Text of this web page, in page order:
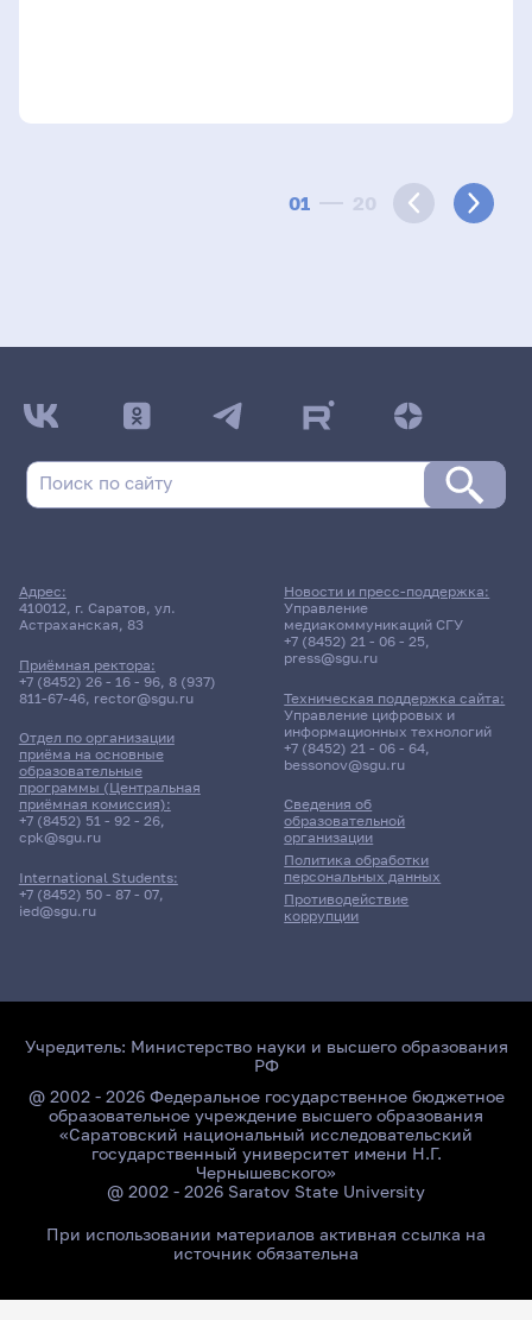
01 20
Адрес:
410012, г. Саратов, ул.
Астраханская, 83
Приёмная ректора:
+7 (8452) 26 - 16 - 96, 8 (937)
811-67-46, rector@sgu.ru
Отдел по организации
приёма на основные
образовательные
программы (Центральная
приёмная комиссия):
+7 (8452) 51 - 92 - 26,
cpk@sgu.ru
International Students:
+7 (8452) 50 - 87 - 07,
ied@sgu.ru
Сведения об
образовательной
организации
Политика обработки
персональных данных
Противодействие
коррупции
Новости и пресс-поддержка:
Управление
медиакоммуникаций СГУ
+7 (8452) 21 - 06 - 25,
press@sgu.ru
Техническая поддержка сайта:
Управление цифровых и
информационных технологий
+7 (8452) 21 - 06 - 64,
bessonov@sgu.ru
Учредитель: Министерство науки и высшего образования
РФ
@ 2002 - 2026 Федеральное государственное бюджетное
образовательное учреждение высшего образования
«Саратовский национальный исследовательский
государственный университет имени Н.Г.
Чернышевского»
@ 2002 - 2026 Saratov State University
При использовании материалов активная ссылка на
источник обязательна